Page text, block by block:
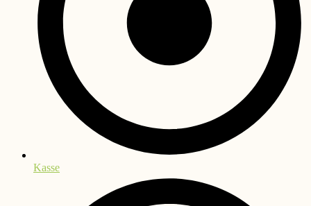
Kasse